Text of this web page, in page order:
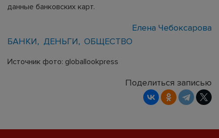
данные банковских карт.
Елена Чебоксарова
БАНКИ
ДЕНЬГИ ОБЩЕСТВО
Источник фото: globallookpress
Поделиться записью